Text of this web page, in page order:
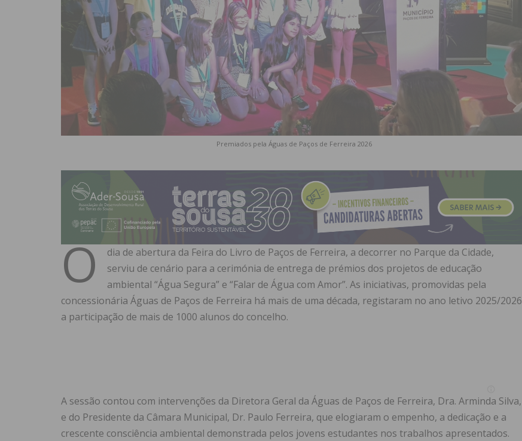
Premiados pela Águas de Paços de Ferreira 2026
O
dia de abertura da Feira do Livro de Paços de Ferreira, a decorrer no Parque da Cidade,
serviu de cenário para a cerimónia de entrega de prémios dos projetos de educação
ambiental “Água Segura” e “Falar de Água com Amor”. As iniciativas, promovidas pela
concessionária Águas de Paços de Ferreira há mais de uma década, registaram no ano letivo 2025/2026
a participação de mais de 1000 alunos do concelho.
A sessão contou com intervenções da Diretora Geral da Águas de Paços de Ferreira, Dra. Arminda Silva,
e do Presidente da Câmara Municipal, Dr. Paulo Ferreira, que elogiaram o empenho, a dedicação e a
crescente consciência ambiental demonstrada pelos jovens estudantes nos trabalhos apresentados.